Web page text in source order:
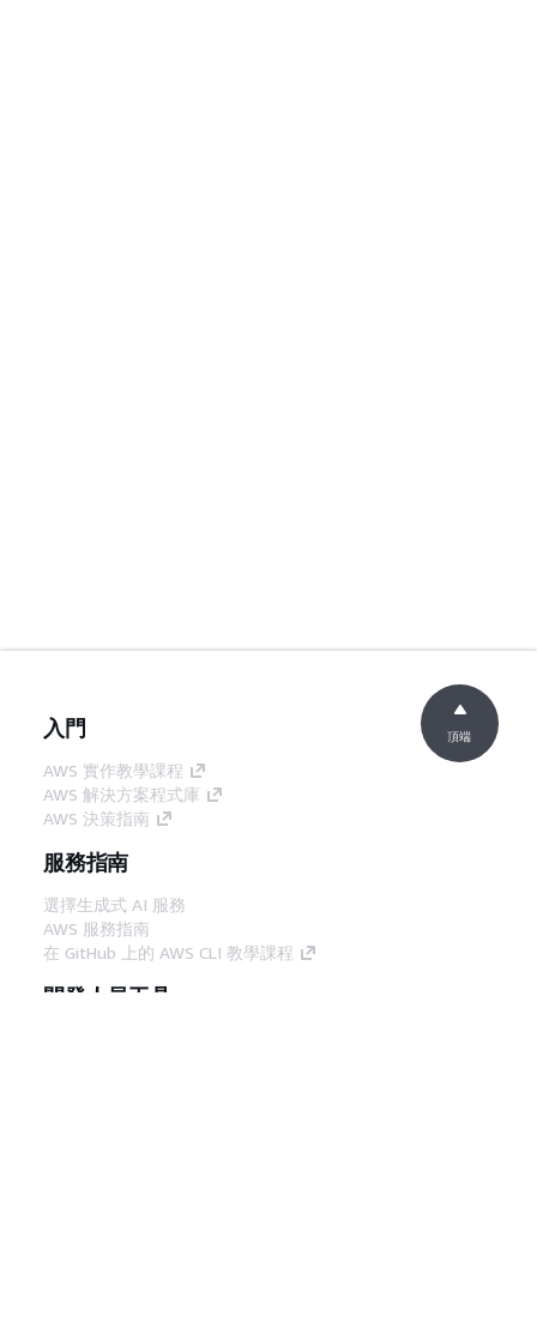
入門
AWS 實作教學課程
AWS 解決方案程式庫
AWS 決策指南
服務指南
選擇生成式 AI 服務
AWS 服務指南
在 GitHub 上的 AWS CLI 教學課程
開發人員工具
頂端